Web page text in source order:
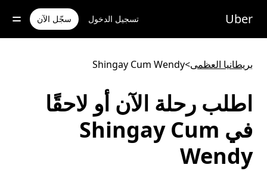
للوصول
المحتوى
Uber تسجيل الدخول سجّل الآن
بريطانيا العظمى>
Shingay Cum Wendy
اطلب رحلة الآن أو لاحقًا
في Shingay Cum
Wendy